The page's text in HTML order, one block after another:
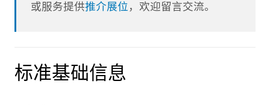
或服务提供推介展位 ，欢迎留言交流。
标准基础信息